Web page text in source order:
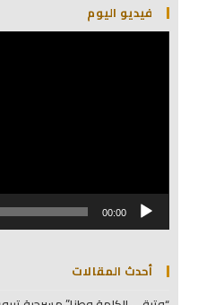
فيديو اليوم
مشغل
00:00
أحدث المقالات